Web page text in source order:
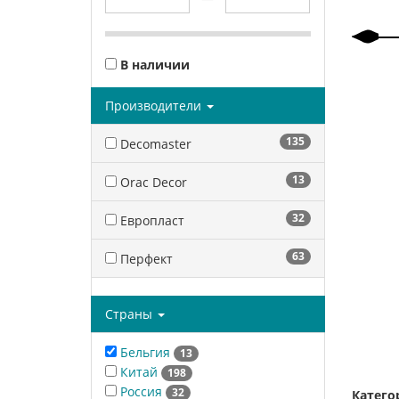
В наличии
Производители
Decomaster 135
Orac Decor 13
Европласт 32
Перфект 63
Страны
Бельгия 13
Китай 198
Россия 32